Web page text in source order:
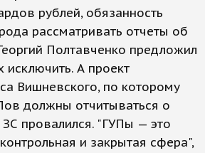
рублей, обязанность
рассматривать отчеты об
Полтавченко предложил
исключить. А проект
Вишневского, по которому
должны отчитываться о
провалился. "ГУПы — это
и закрытая сфера",